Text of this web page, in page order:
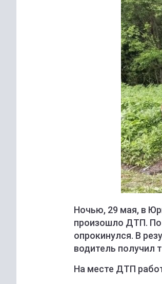
Ночью, 29 мая, в
произошло ДТП.
опрокинулся. В
водитель получил
На месте ДТП